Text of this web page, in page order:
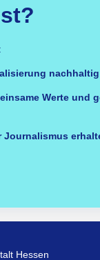
Werte und
Hessen